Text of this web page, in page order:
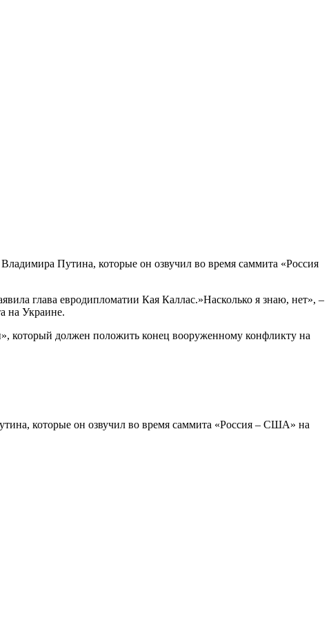
Путина, которые он озвучил во время саммита «Россия
глава евродипломатии Кая Каллас.»Насколько я знаю, нет», –
на Украине.
который должен положить конец вооруженному конфликту на
которые он озвучил во время саммита «Россия – США» на